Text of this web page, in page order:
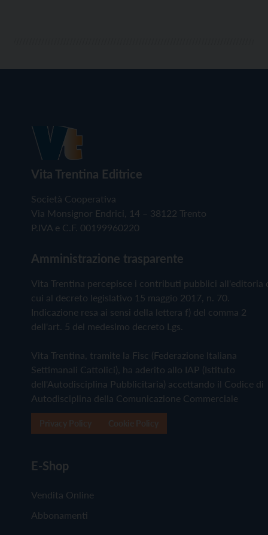
Vita Trentina Editrice
Società Cooperativa
Via Monsignor Endrici, 14 – 38122 Trento
P.IVA e C.F. 00199960220
Amministrazione trasparente
Vita Trentina percepisce i contributi pubblici all'editoria
cui al decreto legislativo 15 maggio 2017, n. 70.
Indicazione resa ai sensi della lettera f) del comma 2
dell'art. 5 del medesimo decreto Lgs.
Vita Trentina, tramite la Fisc (Federazione Italiana
Settimanali Cattolici), ha aderito allo IAP (Istituto
dell'Autodisciplina Pubblicitaria) accettando il Codice di
Autodisciplina della Comunicazione Commerciale
E-Shop
Vendita Online
Abbonamenti